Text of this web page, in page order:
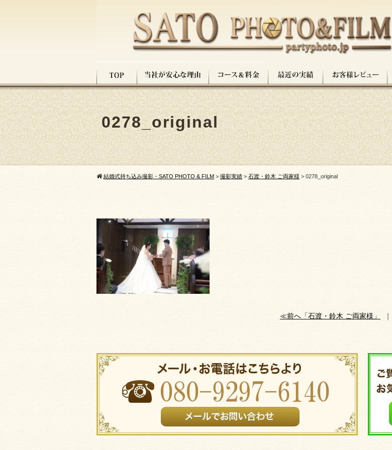
0278_original
結婚式持ち込み撮影・SATO PHOTO & FILM > 撮影実績 > 石渡・鈴木 ご両家様 > 0278_original
≪前へ「石渡・鈴木 ご両家様」 ｜